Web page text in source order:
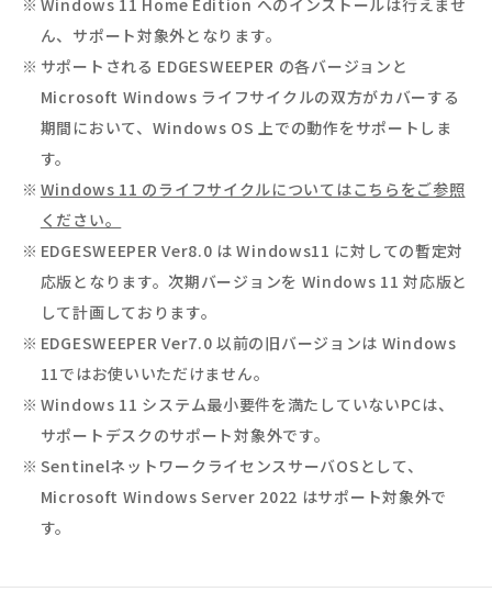
Windows 11 Home Edition へのインストールは行えませ
ん、サポート対象外となります。
サポートされる EDGESWEEPER の各バージョンと
Microsoft Windows ライフサイクルの双方がカバーする
期間において、Windows OS 上での動作をサポートしま
す。
Windows 11 のライフサイクルについてはこちらをご参照
ください。
EDGESWEEPER Ver8.0 は Windows11 に対しての暫定対
応版となります。次期バージョンを Windows 11 対応版と
して計画しております。
EDGESWEEPER Ver7.0 以前の旧バージョンは Windows
11ではお使いいただけません。
Windows 11 システム最小要件を満たしていないPCは、
サポートデスクのサポート対象外です。
SentinelネットワークライセンスサーバOSとして、
Microsoft Windows Server 2022 はサポート対象外で
す。